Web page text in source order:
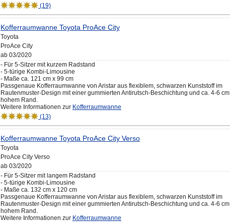
(19)
Kofferraumwanne Toyota ProAce City
Toyota
ProAce City
ab 03/2020
- Für 5-Sitzer mit kurzem Radstand
- 5-türige Kombi-Limousine
- Maße ca. 121 cm x 99 cm
Passgenaue Kofferraumwanne von Aristar aus flexiblem, schwarzen Kunststoff im
Rautenmuster-Design mit einer gummierten Antirutsch-Beschichtung und ca. 4-6 cm
hohem Rand.
Weitere Informationen zur Kofferraumwanne
(13)
Kofferraumwanne Toyota ProAce City Verso
Toyota
ProAce City Verso
ab 03/2020
- Für 5-Sitzer mit langem Radstand
- 5-türige Kombi-Limousine
- Maße ca. 132 cm x 120 cm
Passgenaue Kofferraumwanne von Aristar aus flexiblem, schwarzen Kunststoff im
Rautenmuster-Design mit einer gummierten Antirutsch-Beschichtung und ca. 4-6 cm
hohem Rand.
Weitere Informationen zur Kofferraumwanne